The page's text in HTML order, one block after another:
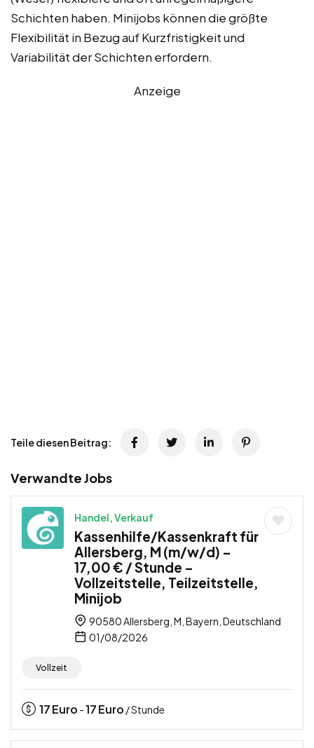
Schichten haben. Minijobs können die größte
Flexibilität in Bezug auf Kurzfristigkeit und
Variabilität der Schichten erfordern.
Anzeige
Teile diesen Beitrag:
Verwandte Jobs
Handel, Verkauf
Kassenhilfe/Kassenkraft für
Allersberg, M (m/w/d) –
17,00 € / Stunde –
Vollzeitstelle, Teilzeitstelle,
Minijob
90580 Allersberg, M, Bayern, Deutschland
01/08/2026
Vollzeit
17Euro -17Euro / Stunde